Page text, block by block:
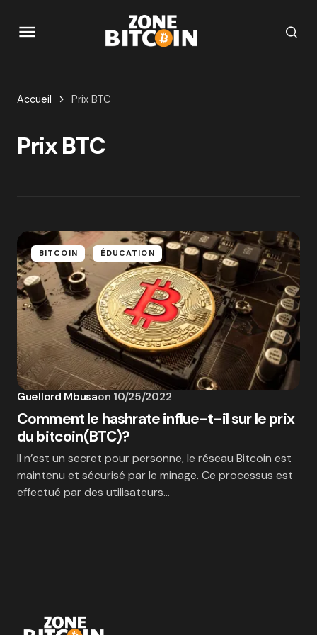
Accueil Prix BTC
Prix BTC
BITCOIN ÉDUCATION
Guellord Mbusaon 10/25/2022
Comment le hashrate influe-t-il sur le prix
du bitcoin(BTC)?
Il n’est un secret pour personne, le réseau Bitcoin est
maintenu et sécurisé par le minage. Ce processus est
effectué par des utilisateurs…